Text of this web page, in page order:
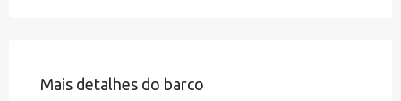
Mais detalhes do barco